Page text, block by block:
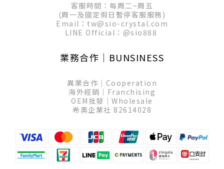
客服時間：每周二~周五
(周一及國定假日暫停客服服務)
Email：tw@sio-crystal.com
LINE Official： @sio888
業務合作│BUNSINESS
異業合作│Cooperation
海外經銷│Franchising
OEM批發│Wholesale
希奧企業社 82614028